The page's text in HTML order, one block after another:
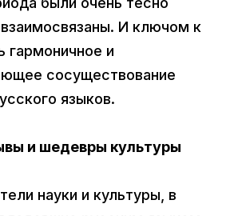
И ключом к
гармоничное и
сосуществование
языков.
и шедевры культуры
науки и культуры, в